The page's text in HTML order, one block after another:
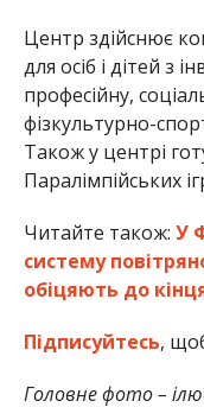
Центр здійснює
для осіб і дітей з
професійну,
фізкультурно-
Також у центрі
Паралімпійських
Читайте також: У
систему
обіцяють до
Підписуйтесь,
Головне фото –